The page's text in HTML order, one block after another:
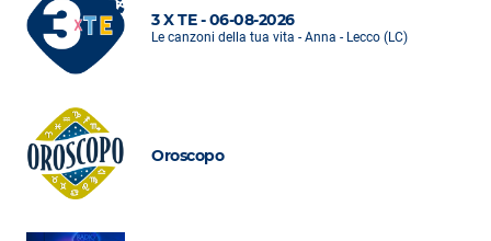
3 X TE - 06-08-2026
Le canzoni della tua vita - Anna - Lecco (LC)
Oroscopo